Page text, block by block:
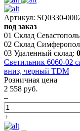
Артикул: SQ0330-
под заказ
01 Склад
02 Склад
03 Удаленный склад:
Светильник 6060-02
вниз, черный TDM
Розничная цена
2 558 руб.
–
+